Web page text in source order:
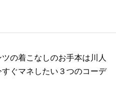
の着こなしのお手本は川人
ぐマネしたい３つのコーデ